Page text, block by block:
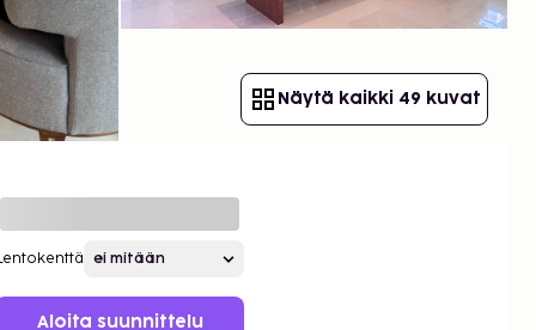
Näytä kaikki 49 kuvat
Aloita suunnittelu